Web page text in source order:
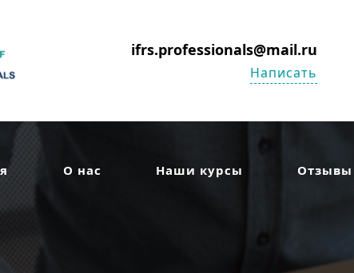
ifrs.professionals@mail.ru
Написать
О нас Наши курсы Отзывы